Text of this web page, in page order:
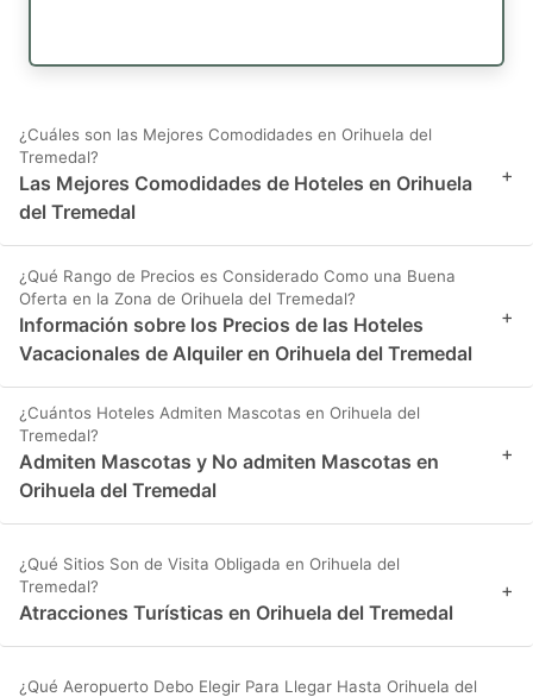
¿Cuáles son las Mejores Comodidades en Orihuela del
Tremedal?
Las Mejores Comodidades de Hoteles en Orihuela
del Tremedal
+
¿Qué Rango de Precios es Considerado Como una Buena
Oferta en la Zona de Orihuela del Tremedal?
Información sobre los Precios de las Hoteles
Vacacionales de Alquiler en Orihuela del Tremedal
+
¿Cuántos Hoteles Admiten Mascotas en Orihuela del
Tremedal?
Admiten Mascotas y No admiten Mascotas en
Orihuela del Tremedal
+
¿Qué Sitios Son de Visita Obligada en Orihuela del
Tremedal?
Atracciones Turísticas en Orihuela del Tremedal
+
¿Qué Aeropuerto Debo Elegir Para Llegar Hasta Orihuela del